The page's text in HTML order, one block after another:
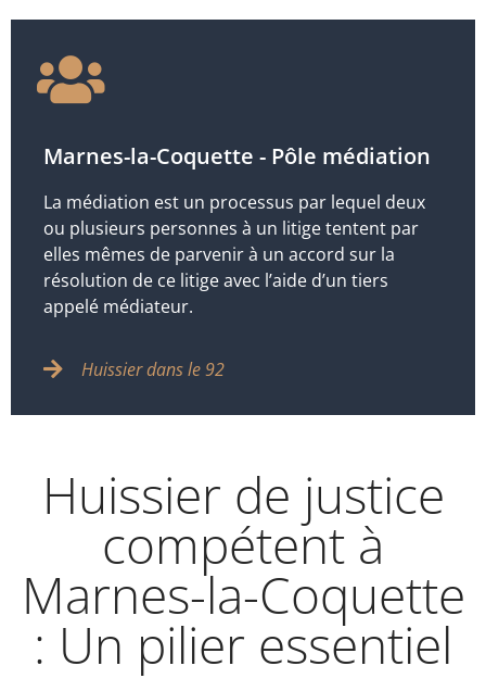
Marnes-la-Coquette - Pôle médiation
La médiation est un processus par lequel deux
ou plusieurs personnes à un litige tentent par
elles mêmes de parvenir à un accord sur la
résolution de ce litige avec l’aide d’un tiers
appelé médiateur.
Huissier dans le 92
Huissier de justice
compétent à
Marnes-la-Coquette
: Un pilier essentiel